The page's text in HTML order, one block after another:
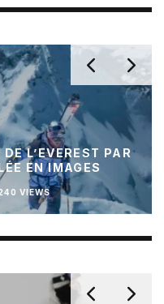
L’EVEREST PAR
EN IMAGES
VIEWS